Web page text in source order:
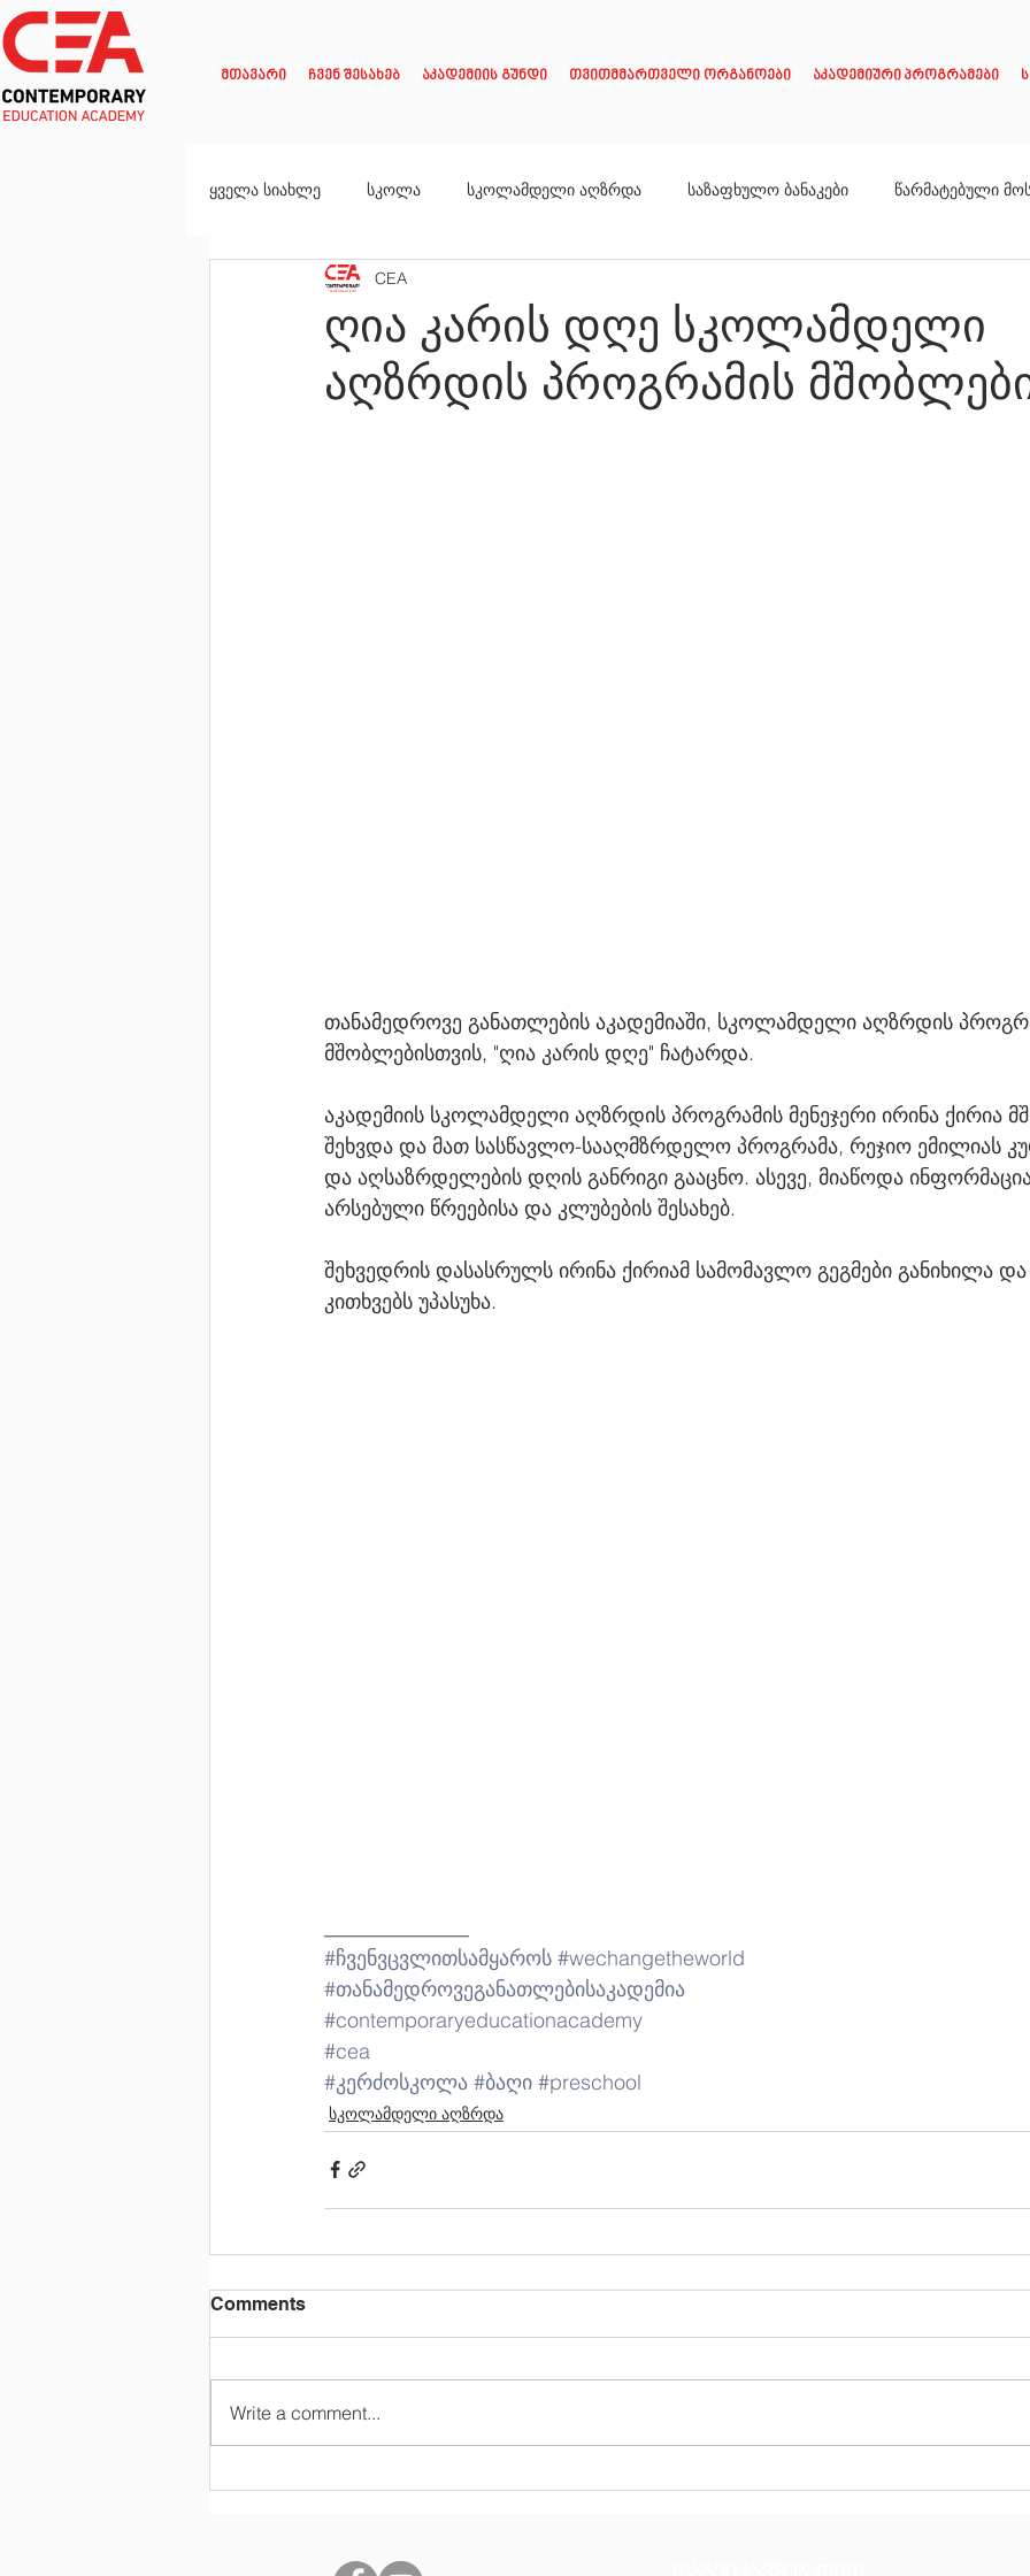
მთავარი ჩვენ შესახებ აკადემიის გუნდი თვითმმართველი ორგანოები აკადემიური პროგრამები
ყველა სიახლე სკოლა სკოლამდელი აღზრდა საზაფხულო ბანაკები წარმატებული
ღია კარის დღე სკოლამდელი
აღზრდის პროგრამის
CEA
თანამედროვე განათლების აკადემიაში, სკოლამდელი აღზრდის
მშობლებისთვის, "ღია კარის დღე" ჩატარდა.
აკადემიის სკოლამდელი აღზრდის პროგრამის მენეჯერი ირინა ქირია
შეხვდა და მათ სასწავლო-სააღმზრდელო პროგრამა, რეჯიო ემილიას
და აღსაზრდელების დღის განრიგი გააცნო. ასევე, მიაწოდა
არსებული წრეებისა და კლუბების შესახებ.
შეხვედრის დასასრულს ირინა ქირიამ სამომავლო გეგმები განიხილა
კითხვებს უპასუხა.
#ჩვენვცვლითსამყაროს #wechangetheworld
#თანამედროვეგანათლებისაკადემია
#contemporaryeducationacademy
#cea
#კერძოსკოლა #ბაღი #preschool
სკოლამდელი აღზრდა
Comments
Write a comment...